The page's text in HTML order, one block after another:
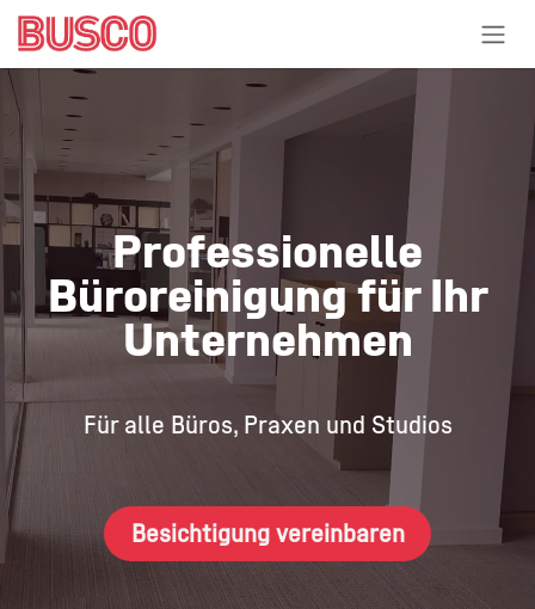
Zum Inhalt springen
Professionelle
Büroreinigung für Ihr
Unternehmen
Für alle Büros, Praxen und Studios​
Besichtigung vereinbaren